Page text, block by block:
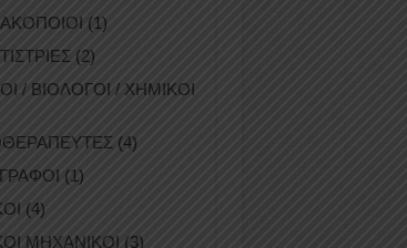
(1)
(2)
/ ΒΙΟΛΟΓΟΙ / ΧΗΜΙΚΟΙ
(4)
(1)
(4)
ΜΗΧΑΝΙΚΟΙ (3)